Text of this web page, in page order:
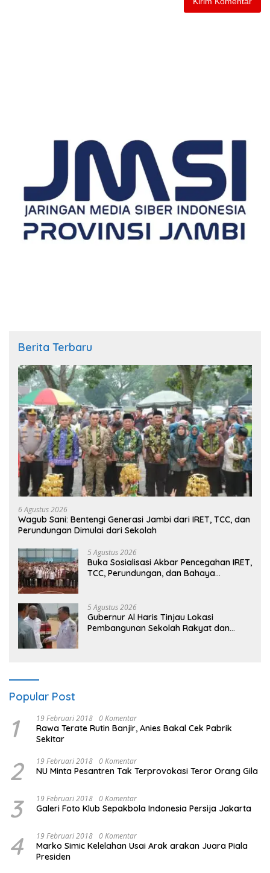
Berita Terbaru
6 Agustus 2026
Wagub Sani: Bentengi Generasi Jambi dari IRET, TCC, dan
Perundungan Dimulai dari Sekolah
5 Agustus 2026
Buka Sosialisasi Akbar Pencegahan IRET,
TCC, Perundungan, dan Bahaya
masa depan sudah ada di tangan”
5 Agustus 2026
Gubernur Al Haris Tinjau Lokasi
Pembangunan Sekolah Rakyat dan
Popular Post
1 19 Februari 2018 0 Komentar
Rawa Terate Rutin Banjir, Anies Bakal Cek Pabrik
Sekitar
2 19 Februari 2018 0 Komentar
NU Minta Pesantren Tak Terprovokasi Teror Orang Gila
3 19 Februari 2018 0 Komentar
Galeri Foto Klub Sepakbola Indonesia Persija Jakarta
4 19 Februari 2018 0 Komentar
Marko Simic Kelelahan Usai Arak arakan Juara Piala
Presiden